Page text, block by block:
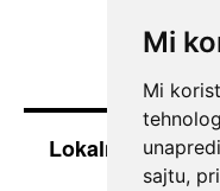
Mi
Mi
sajtu,
Lokalne vesti iz